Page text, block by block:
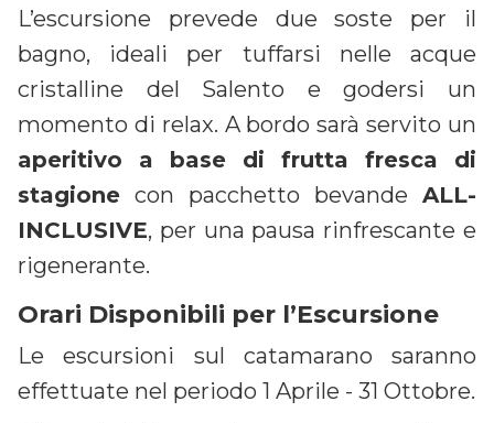
L’escursione prevede due soste per il
bagno, ideali per tuffarsi nelle acque
cristalline del Salento e godersi un
momento di relax. A bordo sarà servito un
aperitivo a base di frutta fresca di
stagione con pacchetto bevande ALL-
INCLUSIVE, per una pausa rinfrescante e
rigenerante.
Orari Disponibili per l’Escursione
Le escursioni sul catamarano saranno
effettuate nel periodo 1 Aprile - 31 Ottobre.